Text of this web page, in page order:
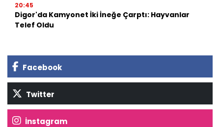
20:45
Digor'da Kamyonet İki İneğe Çarptı: Hayvanlar
Telef Oldu
Facebook
Twitter
İnstagram